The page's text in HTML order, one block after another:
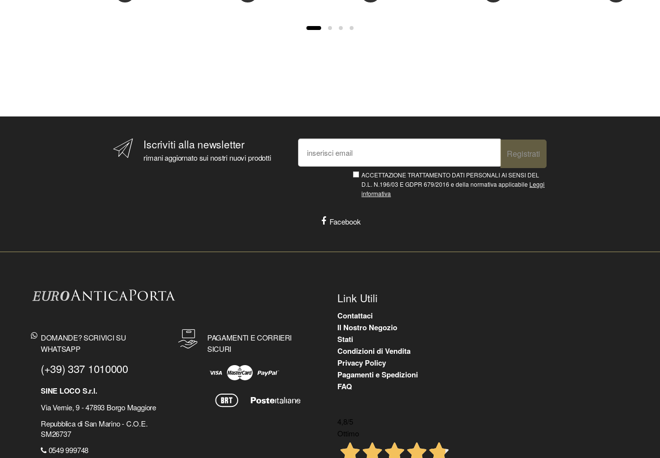
Iscriviti alla newsletter
rimani aggiornato sui nostri nuovi prodotti Registrati
ACCETTAZIONE TRATTAMENTO DATI PERSONALI AI SENSI DEL
D.L. N.196/03 E GDPR 679/2016 e della normativa applicabile Leggi
informativa
Facebook
DOMANDE? SCRIVICI SU
WHATSAPP
(+39) 337 1010000
SINE LOCO S.r.l.
Via Vernie, 9 - 47893 Borgo Maggiore
Repubblica di San Marino - C.O.E.
SM26737
0549 999748
PAGAMENTI E CORRIERI
SICURI
Link Utili
Contattaci
Il Nostro Negozio
Stati
Condizioni di Vendita
Privacy Policy
Pagamenti e Spedizioni
FAQ
4,8/5
Ottimo